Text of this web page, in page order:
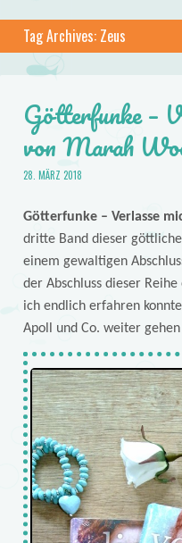
Tag Archives: Zeus
Götterfunke –
von Marah
28. MÄRZ 2018
Götterfunke – Verlasse
dritte Band dieser
einem gewaltigen
der Abschluss dieser
ich endlich erfahren
Apoll und Co. weiter